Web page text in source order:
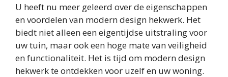
U heeft nu meer geleerd over de eigenschappen
en voordelen van modern design hekwerk. Het
biedt niet alleen een eigentijdse uitstraling voor
uw tuin, maar ook een hoge mate van veiligheid
en functionaliteit. Het is tijd om modern design
hekwerk te ontdekken voor uzelf en uw woning.